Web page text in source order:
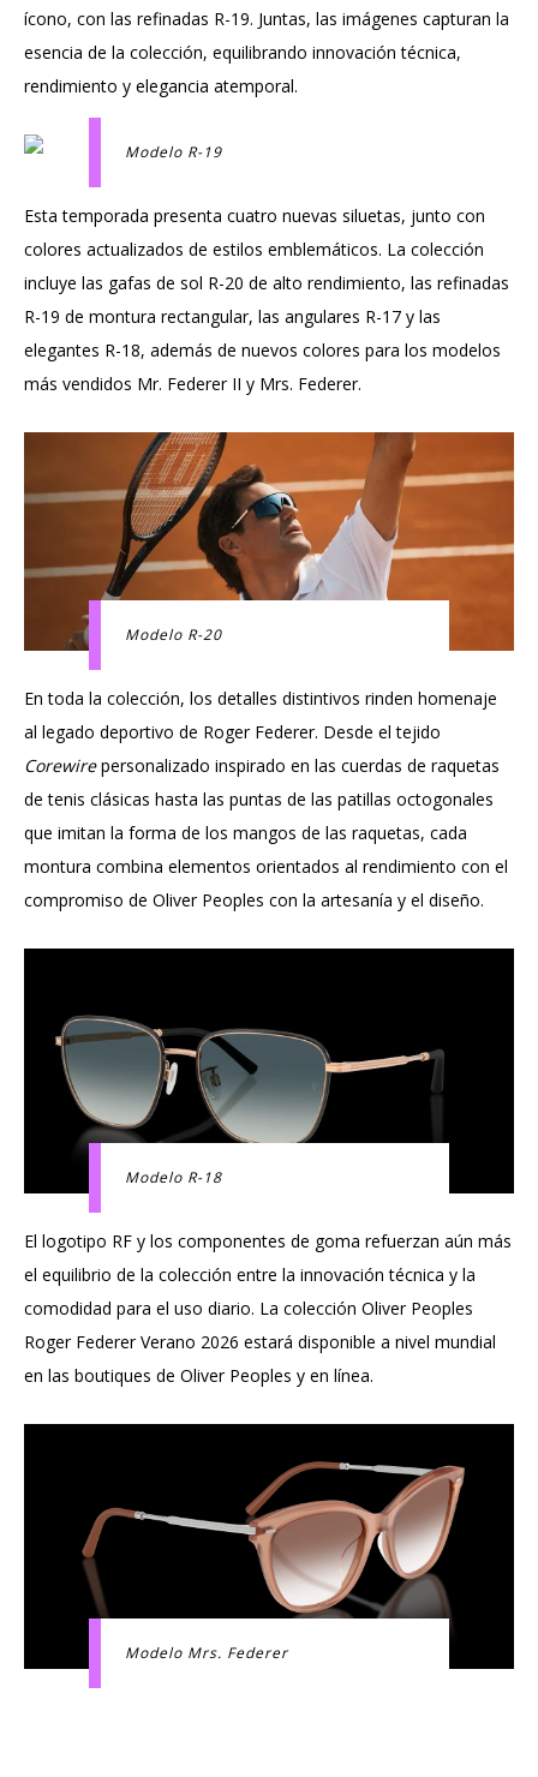
ícono, con las refinadas R-19. Juntas, las imágenes capturan la
esencia de la colección, equilibrando innovación técnica,
rendimiento y elegancia atemporal.
Modelo R-19
Esta temporada presenta cuatro nuevas siluetas, junto con
colores actualizados de estilos emblemáticos. La colección
incluye las gafas de sol R-20 de alto rendimiento, las refinadas
R-19 de montura rectangular, las angulares R-17 y las
elegantes R-18, además de nuevos colores para los modelos
más vendidos Mr. Federer II y Mrs. Federer.
Modelo R-20
En toda la colección, los detalles distintivos rinden homenaje
al legado deportivo de Roger Federer. Desde el tejido
Corewirepersonalizado inspirado en las cuerdas de raquetas
de tenis clásicas hasta las puntas de las patillas octogonales
que imitan la forma de los mangos de las raquetas, cada
montura combina elementos orientados al rendimiento con el
compromiso de Oliver Peoples con la artesanía y el diseño.
Modelo R-18
El logotipo RF y los componentes de goma refuerzan aún más
el equilibrio de la colección entre la innovación técnica y la
comodidad para el uso diario. La colección Oliver Peoples
Roger Federer Verano 2026 estará disponible a nivel mundial
en las boutiques de Oliver Peoples y en línea.
Modelo Mrs. Federer